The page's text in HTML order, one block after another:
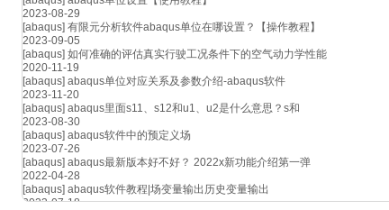
2023-08-29
[abaqus] 有限元分析软件abaqus单位在哪设置？【操作教程】
2023-09-05
[abaqus] 如何准确的评估真实行驶工况条件下的空气动力学性能
2020-11-19
[abaqus] abaqus单位对应关系及参数介绍-abaqus软件
2023-11-20
[abaqus] abaqus里面s11、s12和u1、u2是什么意思？s和
2023-08-30
[abaqus] abaqus软件中的预定义场
2023-07-26
[abaqus] abaqus最新版本好不好？ 2022x新功能介绍第一弹
2022-04-28
[abaqus] abaqus软件教程|场变量输出历史变量输出
2023-07-18